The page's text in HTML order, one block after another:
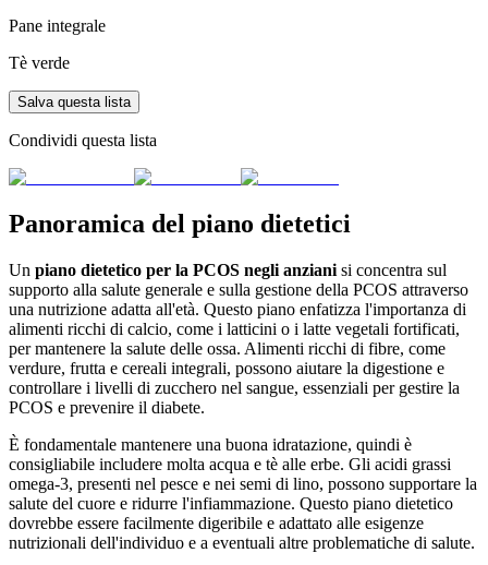
Pane integrale
Tè verde
Salva questa lista
Condividi questa lista
Panoramica del piano dietetici
Un piano dietetico per la PCOS negli anziani si concentra sul
supporto alla salute generale e sulla gestione della PCOS attraverso
una nutrizione adatta all'età. Questo piano enfatizza l'importanza di
alimenti ricchi di calcio, come i latticini o i latte vegetali fortificati,
per mantenere la salute delle ossa. Alimenti ricchi di fibre, come
verdure, frutta e cereali integrali, possono aiutare la digestione e
controllare i livelli di zucchero nel sangue, essenziali per gestire la
PCOS e prevenire il diabete.
È fondamentale mantenere una buona idratazione, quindi è
consigliabile includere molta acqua e tè alle erbe. Gli acidi grassi
omega-3, presenti nel pesce e nei semi di lino, possono supportare la
salute del cuore e ridurre l'infiammazione. Questo piano dietetico
dovrebbe essere facilmente digeribile e adattato alle esigenze
nutrizionali dell'individuo e a eventuali altre problematiche di salute.